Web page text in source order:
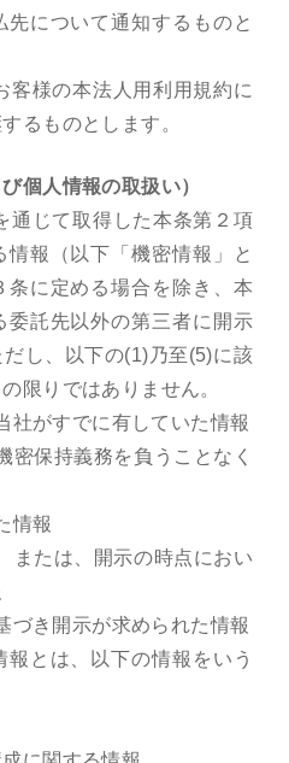
について通知するものと
客様の本法人用利用規約に
るものとします。
個人情報の取扱い）
通じて取得した本条第２項
報（以下「機密情報」と
条に定める場合を除き、本
委託先以外の第三者に開示
し、以下の(1)乃至(5)に該
限りではありません。
社がすでに有していた情報
密保持義務を負うことなく
情報
または、開示の時点におい
づき開示が求められた情報
報とは、以下の情報をいう